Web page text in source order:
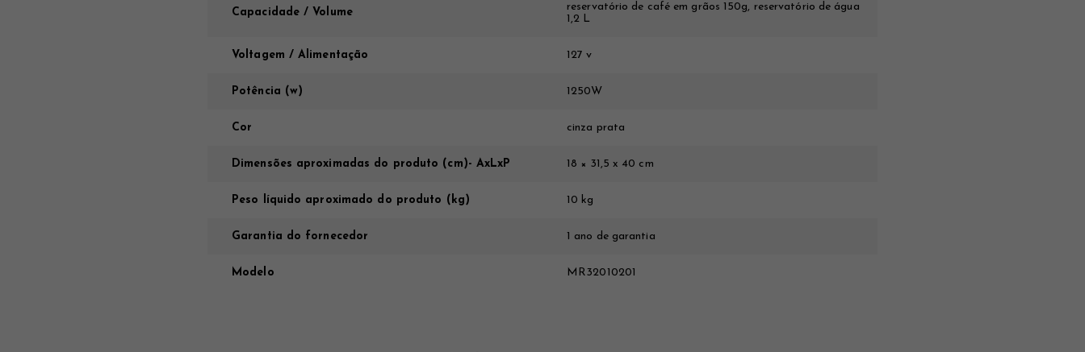
Capacidade / Volume
reservatório de café em grãos 150g, reservatório de água
1,2 L
Voltagem / Alimentação 127 v
Potência (w) 1250W
Cor cinza prata
Dimensões aproximadas do produto (cm)- AxLxP 18 × 31,5 x 40 cm
Peso líquido aproximado do produto (kg) 10 kg
Garantia do fornecedor 1 ano de garantia
Modelo MR32010201